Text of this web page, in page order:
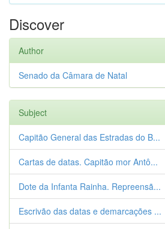
Discover
Author
Senado da Câmara de Natal
Subject
Capitão General das Estradas do B...
Cartas de datas. Capitão mor Antô...
Dote da Infanta Rainha. Repreensã...
Escrivão das datas e demarcações ...